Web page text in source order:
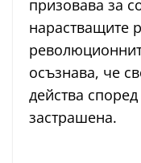
призовава за
нарастващите
осъзнава, че
действа
застрашена.